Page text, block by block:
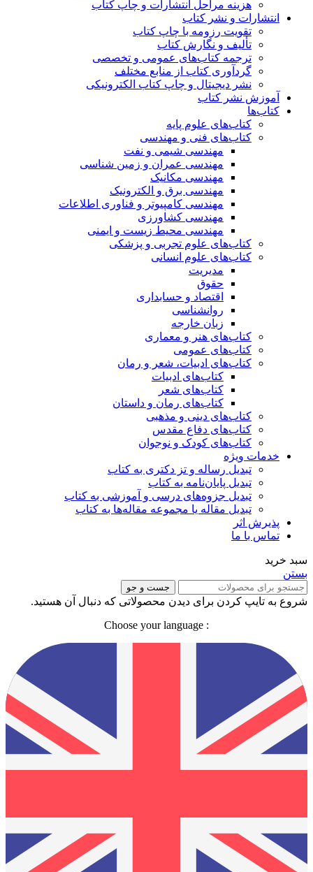
هزینه مراحل انتشارات و چاپ کتاب
انتشارات و نشر کتاب
تقویت رزومه با چاپ کتاب
تألیف و نگارش کتاب
ترجمه کتاب‌های عمومی و تخصصی
گردآوری کتاب از منابع مختلف
نشر دیجیتال و چاپ کتاب الکترونیکی
آموزش نشر کتاب
کتاب‌ها
کتاب‌های علوم پایه
کتاب‌های فنی و مهندسی
مهندسی شیمی و نفت
مهندسی عمران و زمین شناسی
مهندسی مکانیک
مهندسی برق و الکترونیک
مهندسی کامپیوتر و فناوری اطلاعات
مهندسی کشاورزی
مهندسی محیط زیست و ایمنی
کتاب‌های علوم تجربی و پزشکی
کتاب‌های علوم انسانی
مدیریت
حقوق
اقتصاد و حسابداری
روانشناسی
زبان خارجه
کتاب‌های هنر و معماری
کتاب‌های عمومی
کتاب‌های ادبیات، شعر و رمان
کتاب‌های ادبیات
کتاب‌های شعر
کتاب‌های رمان و داستان
کتاب‌های دینی و مذهبی
کتاب‌های دفاع مقدس
کتاب‌های کودک و نوجوان
خدمات ویژه
تبدیل رساله و تز دکتری به کتاب
تبدیل پایان‌نامه به کتاب
تبدیل جزوه‌های درسی و آموزشی به کتاب
تبدیل مقاله یا مجموعه مقاله‌ها به کتاب
پذیرش اثر
تماس با ما
سبد خرید
بستن
جست و جو
شروع به تایپ کردن برای دیدن محصولاتی که دنبال آن هستید.
: Choose your language